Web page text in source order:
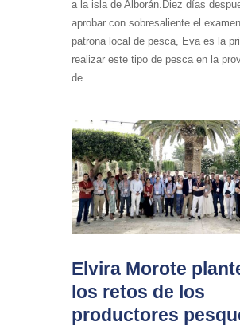
a la isla de Alborán.Diez días
aprobar con sobresaliente el
patrona local de pesca, Eva es la
realizar este tipo de pesca en la
de...
Elvira Morote
los retos de los
productores